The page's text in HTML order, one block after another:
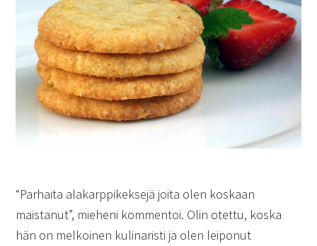
“Parhaita alakarppikeksejä joita olen koskaan
maistanut”, mieheni kommentoi. Olin otettu, koska
hän on melkoinen kulinaristi ja olen leiponut